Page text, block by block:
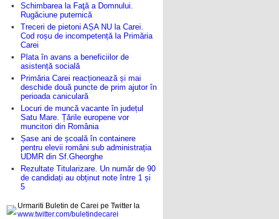
Schimbarea la Faţă a Domnului.
Rugăciune puternică
Treceri de pietoni AȘA NU la Carei.
Cod roșu de incompetență la Primăria
Carei
Plata în avans a beneficiilor de
asistență socială
Primăria Carei reacționează și mai
deschide două puncte de prim ajutor în
perioada caniculară
Locuri de muncă vacante în județul
Satu Mare. Țările europene vor
muncitori din România
Șase ani de școală în containere
pentru elevii români sub administrația
UDMR din Sf.Gheorghe
Rezultate Titularizare. Un număr de 90
de candidați au obținut note între 1 și
5
Urmariti Buletin de Carei pe Twitter la
www.twitter.com/buletindecarei